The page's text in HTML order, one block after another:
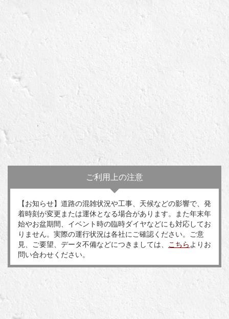
ご利用上の注意
【お知らせ】道路の混雑状況や工事、天候などの影響で、発
着時刻が変更または運休となる場合があります。また年末年
始やお盆期間、イベント時の臨時ダイヤなどにも対応してお
りません。実際の運行状況は各社にご確認ください。ご意
見、ご要望、データ不備などにつきましては、
こちら よりお
問い合わせください。